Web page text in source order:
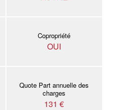
Copropriété
OUI
Quote Part annuelle des
charges
131 €